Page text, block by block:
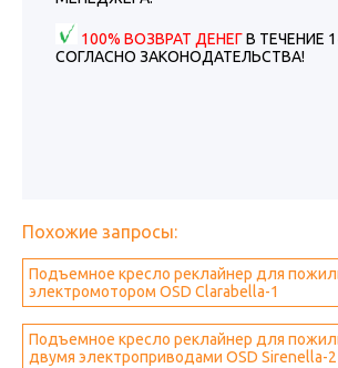
100% ВОЗВРАТ ДЕНЕГВ ТЕЧЕНИЕ
СОГЛАСНО ЗАКОНОДАТЕЛЬСТВА!
Похожие запросы:
Подъемное кресло реклайнер для
электромотором OSD Clarabella-1
Подъемное кресло реклайнер для
двумя электроприводами OSD Sirenella-2